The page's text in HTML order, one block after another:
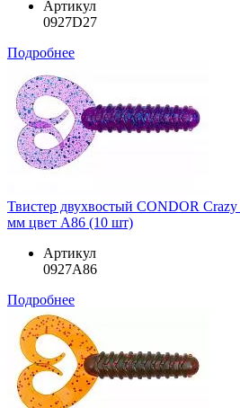
Артикул
0927D27
Подробнее
Твистер двухвостый CONDOR
мм цвет A86 (10 шт)
Артикул
0927A86
Подробнее